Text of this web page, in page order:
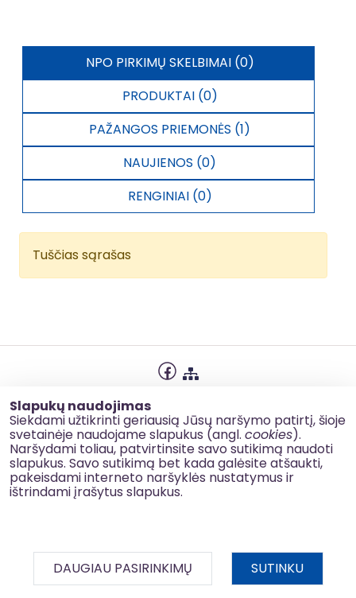
Slapukų naudojimas
Siekdami užtikrinti geriausią Jūsų naršymo patirtį, šioje
svetainėje naudojame slapukus (angl. cookies).
Naršydami toliau, patvirtinsite savo sutikimą naudoti
slapukus. Savo sutikimą bet kada galėsite atšaukti,
pakeisdami interneto naršyklės nustatymus ir
ištrindami įrašytus slapukus.
DAUGIAU PASIRINKIMŲ SUTINKU
NPO PIRKIMŲ SKELBIMAI (0)
PRODUKTAI (0)
PAŽANGOS PRIEMONĖS (1)
NAUJIENOS (0)
RENGINIAI (0)
Tuščias sąrašas
Slapukų naudojimas
Korupcijos prevencija
Kontaktai